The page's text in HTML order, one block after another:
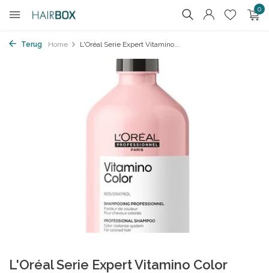
0
Terug Home L'Oréal Serie Expert Vitamino...
L'Oréal Serie Expert Vitamino Color